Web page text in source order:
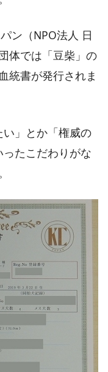
ン（NPO法人 日
体では「豆柴」の
統書が発行されま
い」とか「権威の
ったこだわりがな